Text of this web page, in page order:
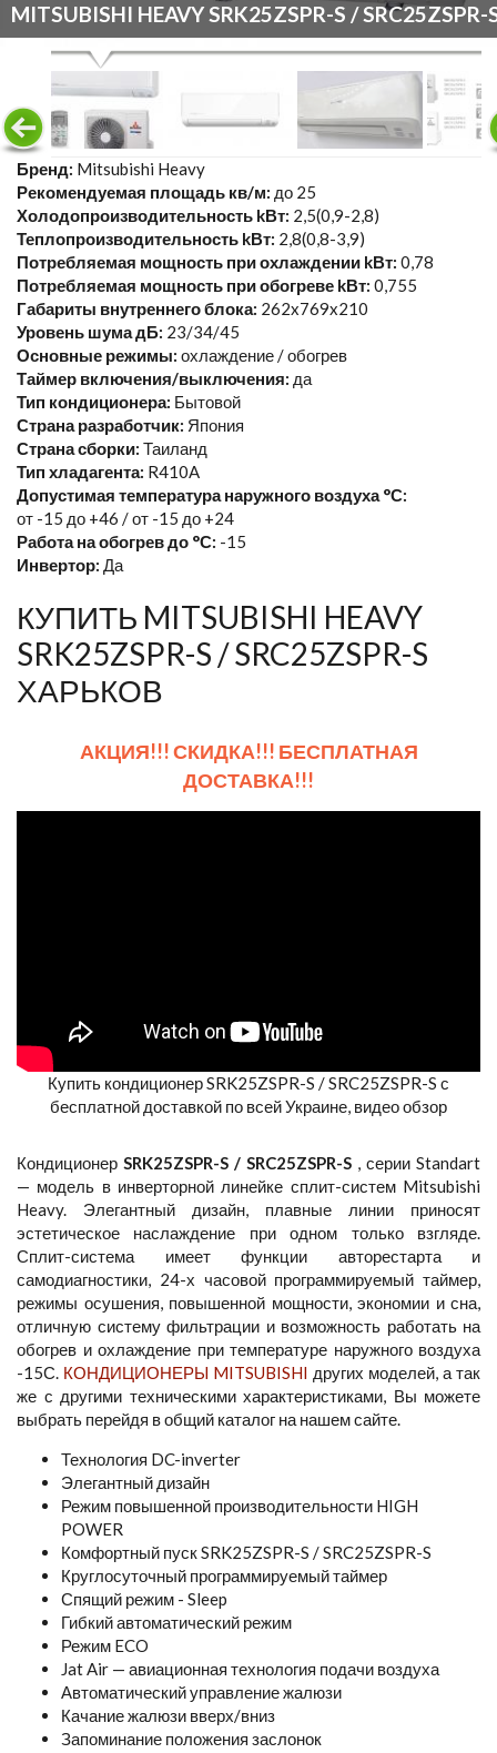
MITSUBISHI HEAVY SRK25ZSPR-S / SRC25ZSPR-
Бренд: Mitsubishi Heavy
Рекомендуемая площадь кв/м: до 25
Холодопроизводительность kВт: 2,5(0,9-2,8)
Теплопроизводительность kВт: 2,8(0,8-3,9)
Потребляемая мощность при охлаждении kВт: 0,78
Потребляемая мощность при обогреве kВт: 0,755
Габариты внутреннего блока: 262x769x210
Уровень шума дБ: 23/34/45
Основные режимы: охлаждение / обогрев
Таймер включения/выключения: да
Тип кондиционера: Бытовой
Страна разработчик: Япония
Страна сборки: Таиланд
Тип хладагента: R410A
Допустимая температура наружного воздуха °С:
от -15 до +46 / от -15 до +24
Работа на обогрев до °С: -15
Инвертор: Да
КУПИТЬ MITSUBISHI HEAVY
SRK25ZSPR-S / SRC25ZSPR-S
ХАРЬКОВ
АКЦИЯ!!! СКИДКА!!! БЕСПЛАТНАЯ
ДОСТАВКА!!!
Купить кондиционер SRK25ZSPR-S / SRC25ZSPR-S с
бесплатной доставкой по всей Украине, видео обзор
Кондиционер SRK25ZSPR-S / SRC25ZSPR-S , серии Standart
— модель в инверторной линейке сплит-систем Mitsubishi
Heavy. Элегантный дизайн, плавные линии приносят
эстетическое наслаждение при одном только взгляде.
Сплит-система имеет функции авторестарта и
самодиагностики, 24-х часовой программируемый таймер,
режимы осушения, повышенной мощности, экономии и сна,
отличную систему фильтрации и возможность работать на
обогрев и охлаждение при температуре наружного воздуха
-15С. КОНДИЦИОНЕРЫ MITSUBISHI других моделей, а так
же с другими техническими характеристиками, Вы можете
выбрать перейдя в общий каталог на нашем сайте.
Технология DC-inverter
Элегантный дизайн
Режим повышенной производительности HIGH
POWER
Комфортный пуск SRK25ZSPR-S / SRC25ZSPR-S
Круглосуточный программируемый таймер
Спящий режим - Sleep
Гибкий автоматический режим
Режим ECO
Jat Air — авиационная технология подачи воздуха
Автоматический управление жалюзи
Качание жалюзи вверх/вниз
Запоминание положения заслонок